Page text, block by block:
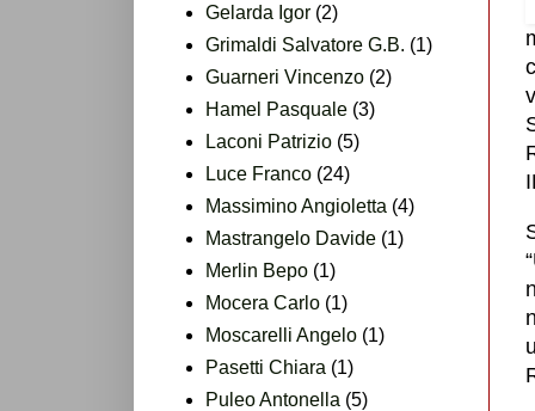
Gelarda Igor (2)
Grimaldi Salvatore G.B. (1)
Guarneri Vincenzo (2)
Hamel Pasquale (3)
Laconi Patrizio (5)
Luce Franco (24)
Massimino Angioletta (4)
Mastrangelo Davide (1)
Merlin Bepo (1)
Mocera Carlo (1)
Moscarelli Angelo (1)
Pasetti Chiara (1)
Puleo Antonella (5)